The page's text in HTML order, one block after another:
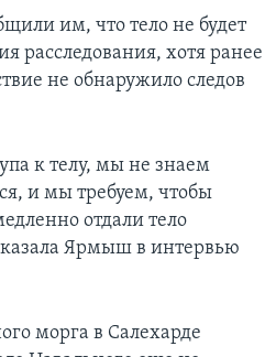
им, что тело не будет
расследования, хотя ранее
не обнаружило следов
к телу, мы не знаем
и мы требуем, чтобы
отдали тело
Ярмыш в интервью
морга в Салехарде